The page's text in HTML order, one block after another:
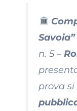
Savoia”
n. 5 –
prova